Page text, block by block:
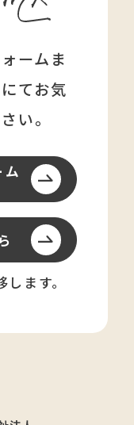
ームま
てお気
い。
ます。